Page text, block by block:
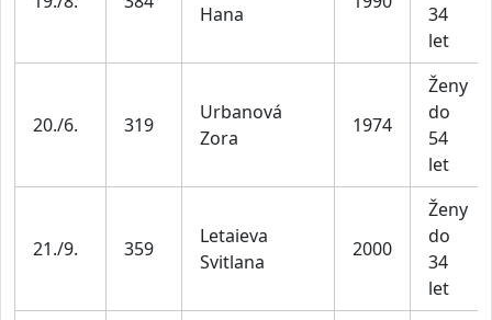
Hana
34
let
20./6. 319
Urbanová
Zora
1974
Ženy
do
54
let
21./9. 359
Letaieva
Svitlana
2000
Ženy
do
34
let